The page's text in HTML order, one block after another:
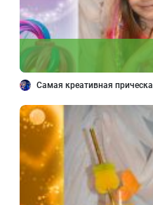
Самая креативная прическа